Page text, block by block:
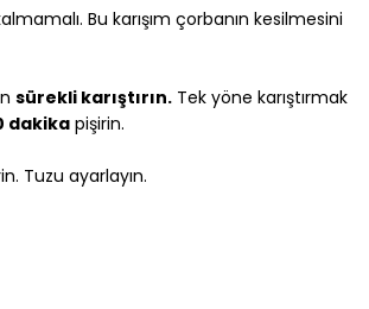
Bu karışım çorbanın kesilmesini
sürekli karıştırın. Tek yöne karıştırmak
dakika pişirin.
Tuzu ayarlayın.